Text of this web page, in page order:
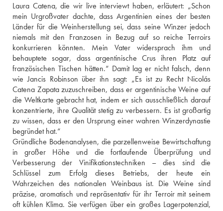
Laura Catena, die wir live interviewt haben, erläutert: „Schon
mein Urgroßvater dachte, dass Argentinien eines der besten
Länder für die Weinherstellung sei, dass seine Winzer jedoch
niemals mit den Franzosen in Bezug auf so reiche Terroirs
konkurrieren könnten. Mein Vater widersprach ihm und
behauptete sogar, dass argentinische Crus ihren Platz auf
französischen Tischen hätten.“ Damit lag er nicht falsch, denn
wie Jancis Robinson über ihn sagt: „Es ist zu Recht Nicolás
Catena Zapata zuzuschreiben, dass er argentinische Weine auf
die Weltkarte gebracht hat, indem er sich ausschließlich darauf
konzentrierte, ihre Qualität stetig zu verbessern. Es ist großartig
zu wissen, dass er den Ursprung einer wahren Winzerdynastie
begründet hat.“
Gründliche Bodenanalysen, die parzellenweise Bewirtschaftung
in großer Höhe und die fortlaufende Überprüfung und
Verbesserung der Vinifikationstechniken – dies sind die
Schlüssel zum Erfolg dieses Betriebs, der heute ein
Wahrzeichen des nationalen Weinbaus ist. Die Weine sind
präzise, aromatisch und repräsentativ für ihr Terroir mit seinem
oft kühlen Klima. Sie verfügen über ein großes Lagerpotenzial,